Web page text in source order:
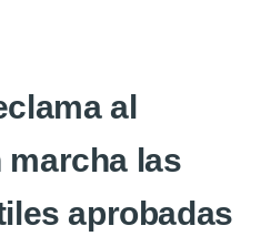
al
marcha las
aprobadas